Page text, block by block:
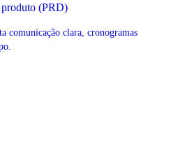
(PRD)
comunicação clara, cronogramas